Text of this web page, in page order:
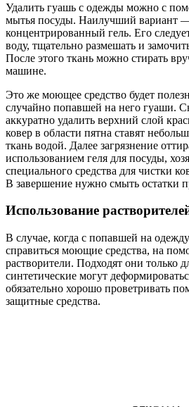
Удалить гуашь с одежды можно с
мытья посуды. Наилучший вариант
концентрированный гель. Его
воду, тщательно размешать и
После этого ткань можно стирать
машине.
Это же моющее средство будет
случайно попавшей на него гуаши.
аккуратно удалить верхний слой
ковер в области пятна ставят
ткань водой. Далее загрязнение
использованием геля для посуды,
специального средства для чистки
В завершение нужно смыть остатки
Использование
В случае, когда с попавшей на
справиться моющие средства, на
растворители. Подходят они только
синтетические могут
обязательно хорошо проветривать
защитные средства.